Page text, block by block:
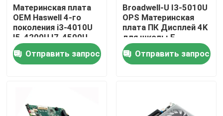
Отправить запрос
Промышленный мини ПК
Материнская плата
OEM Haswell 4-го
поколения i3-4010U
I5-4200U I7-4500U
OPS, встроенная
оперативная память
4G с RS-232
Отправить запрос
Broadwell-U I3-5010U
OPS Материнская
плата ПК Дисплей 4K
для школы E-
Whiteboard DC12-19V
Отправить запрос